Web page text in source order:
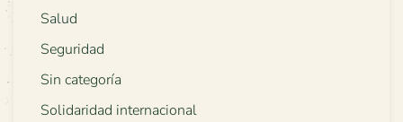
Salud
Seguridad
Sin categoría
Solidaridad internacional